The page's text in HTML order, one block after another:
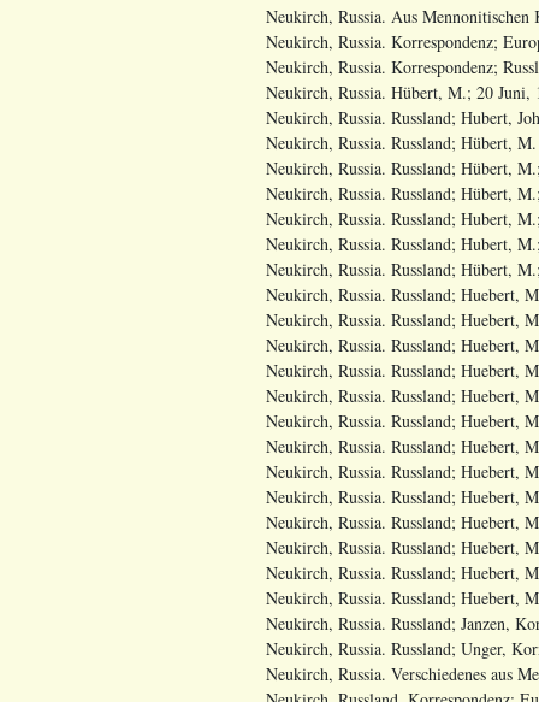
Neukirch, Russia. Aus
Neukirch, Russia. Korrespondenz;
Neukirch, Russia. Korrespondenz;
Neukirch, Russia. Hübert, M.; 20
Neukirch, Russia. Russland; Hubert,
Neukirch, Russia. Russland; Hübert,
Neukirch, Russia. Russland; Hübert,
Neukirch, Russia. Russland; Hübert,
Neukirch, Russia. Russland; Hubert,
Neukirch, Russia. Russland; Hubert,
Neukirch, Russia. Russland; Hübert,
Neukirch, Russia. Russland; Huebert,
Neukirch, Russia. Russland; Huebert,
Neukirch, Russia. Russland; Huebert,
Neukirch, Russia. Russland; Huebert,
Neukirch, Russia. Russland; Huebert,
Neukirch, Russia. Russland; Huebert,
Neukirch, Russia. Russland; Huebert,
Neukirch, Russia. Russland; Huebert,
Neukirch, Russia. Russland; Huebert,
Neukirch, Russia. Russland; Huebert,
Neukirch, Russia. Russland; Huebert,
Neukirch, Russia. Russland; Huebert,
Neukirch, Russia. Russland; Huebert,
Neukirch, Russia. Russland; Janzen,
Neukirch, Russia. Russland; Unger,
Neukirch, Russia. Verschiedenes aus